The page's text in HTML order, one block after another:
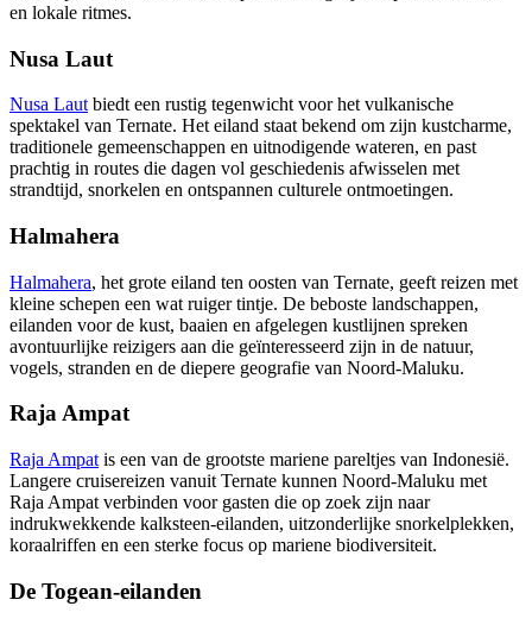
en lokale ritmes.
Nusa Laut
Nusa Laut biedt een rustig tegenwicht voor het vulkanische
spektakel van Ternate. Het eiland staat bekend om zijn kustcharme,
traditionele gemeenschappen en uitnodigende wateren, en past
prachtig in routes die dagen vol geschiedenis afwisselen met
strandtijd, snorkelen en ontspannen culturele ontmoetingen.
Halmahera
Halmahera, het grote eiland ten oosten van Ternate, geeft reizen met
kleine schepen een wat ruiger tintje. De beboste landschappen,
eilanden voor de kust, baaien en afgelegen kustlijnen spreken
avontuurlijke reizigers aan die geïnteresseerd zijn in de natuur,
vogels, stranden en de diepere geografie van Noord-Maluku.
Raja Ampat
Raja Ampat is een van de grootste mariene pareltjes van Indonesië.
Langere cruisereizen vanuit Ternate kunnen Noord-Maluku met
Raja Ampat verbinden voor gasten die op zoek zijn naar
indrukwekkende kalksteen-eilanden, uitzonderlijke snorkelplekken,
koraalriffen en een sterke focus op mariene biodiversiteit.
De Togean-eilanden